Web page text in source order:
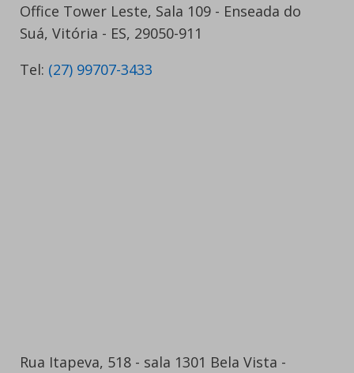
Office Tower Leste, Sala 109 - Enseada do
Suá, Vitória - ES, 29050-911
Tel: (27) 99707-3433
Rua Itapeva, 518 - sala 1301 Bela Vista -